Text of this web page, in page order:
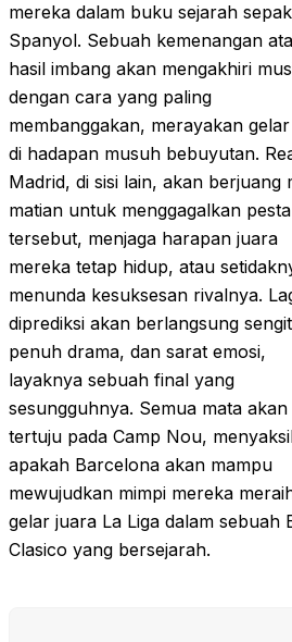
mereka dalam buku sejarah
Spanyol. Sebuah kemenangan
hasil imbang akan mengakhiri
dengan cara yang paling
membanggakan, merayakan
di hadapan musuh bebuyutan.
Madrid, di sisi lain, akan berjuang
matian untuk menggagalkan pesta
tersebut, menjaga harapan juara
mereka tetap hidup, atau
menunda kesuksesan rivalnya.
diprediksi akan berlangsung
penuh drama, dan sarat emosi,
layaknya sebuah final yang
sesungguhnya. Semua mata akan
tertuju pada Camp Nou,
apakah Barcelona akan mampu
mewujudkan mimpi mereka
gelar juara La Liga dalam sebuah
Clasico yang bersejarah.